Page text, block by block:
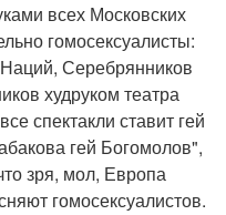
всех Московских
гомосексуалисты:
Серебрянников
худруком театра
спектакли ставит гей
гей Богомолов",
зря, мол, Европа
гомосексуалистов.